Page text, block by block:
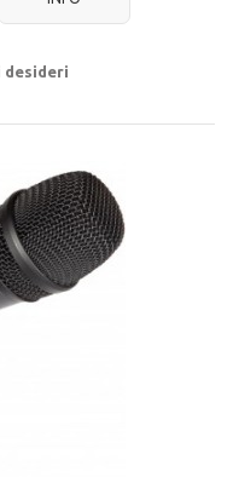
desideri